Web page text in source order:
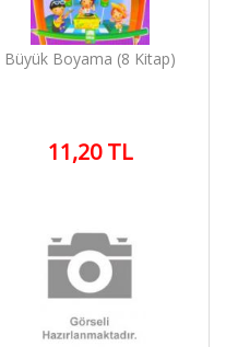
Büyük Boyama (8 Kitap)
11,20 TL